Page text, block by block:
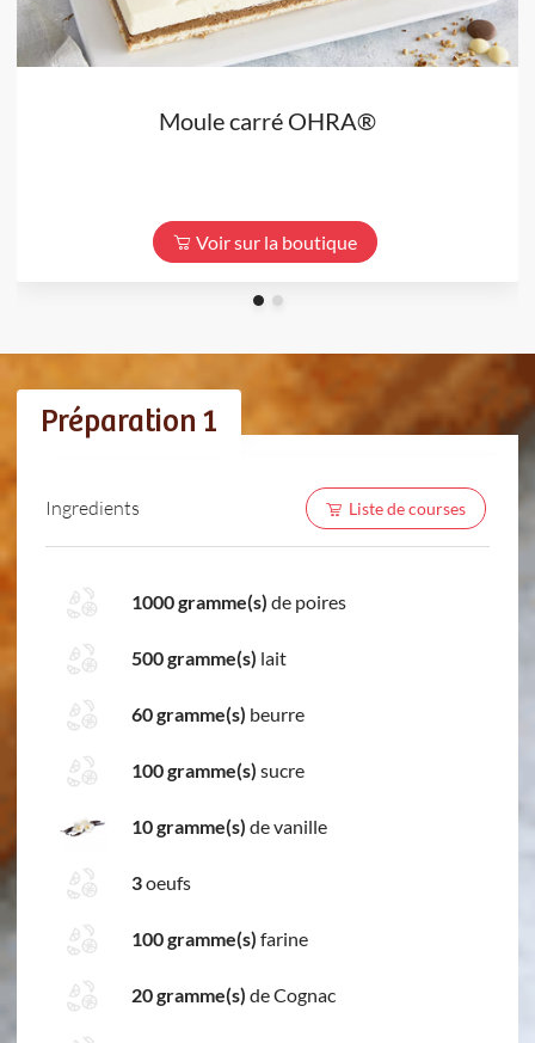
Moule carré OHRA®
Voir sur la boutique
Préparation 1
Ingredients Liste de courses
1000 gramme(s) de poires
500 gramme(s) lait
60 gramme(s) beurre
100 gramme(s) sucre
10 gramme(s) de vanille
3oeufs
100 gramme(s) farine
20 gramme(s) de Cognac